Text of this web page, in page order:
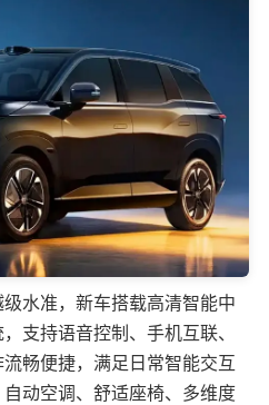
水准，新车搭载高清智能中
支持语音控制、手机互联、
畅便捷，满足日常智能交互
动空调、舒适座椅、多维度